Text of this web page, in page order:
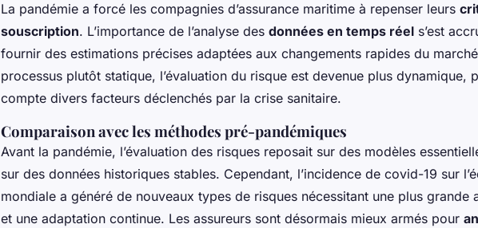
La pandémie a forcé les compagnies d’assurance maritime à repenser leurs
souscription. L’importance de l’analyse des données en temps réel s’est
fournir des estimations précises adaptées aux changements rapides du
processus plutôt statique, l’évaluation du risque est devenue plus dynamique,
compte divers facteurs déclenchés par la crise sanitaire.
Comparaison avec les méthodes pré-pandémiques
Avant la pandémie, l’évaluation des risques reposait sur des modèles
sur des données historiques stables. Cependant, l’incidence de covid-19 sur
mondiale a généré de nouveaux types de risques nécessitant une plus grande
et une adaptation continue. Les assureurs sont désormais mieux armés pour